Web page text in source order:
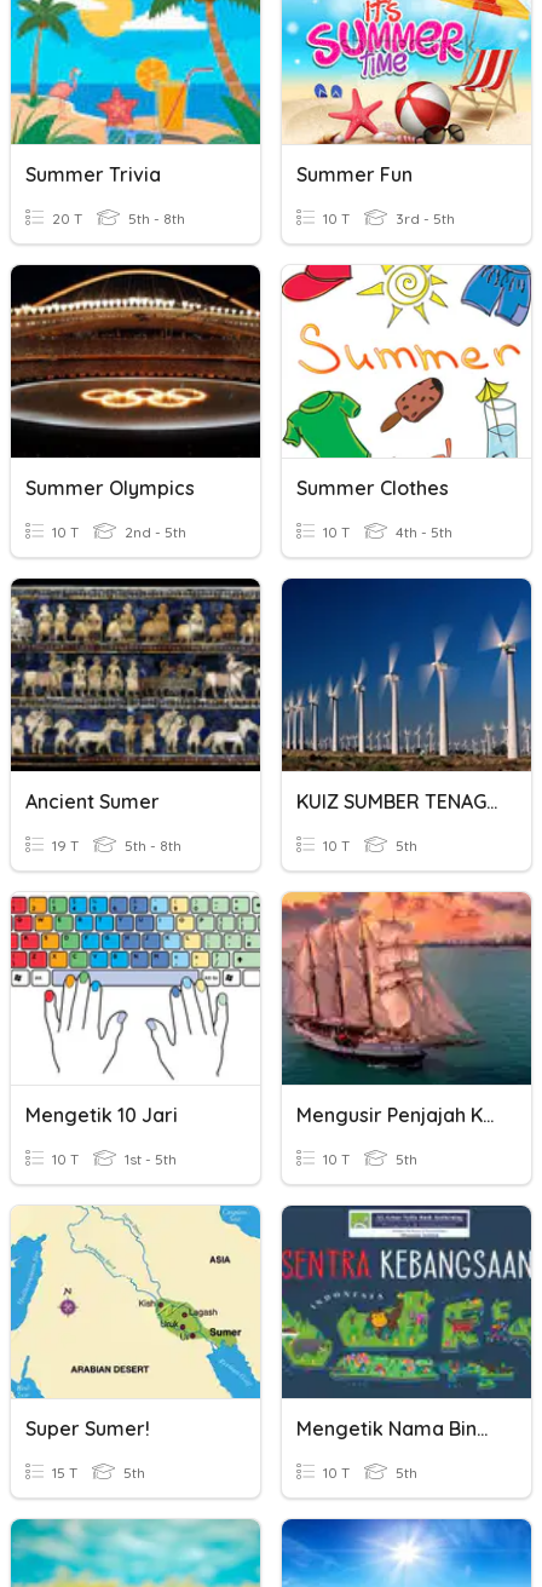
Summer Trivia
20 T 5th - 8th
Summer Fun
10 T 3rd - 5th
Summer Olympics
10 T 2nd - 5th
Summer Clothes
10 T 4th - 5th
Ancient Sumer
19 T 5th - 8th
KUIZ SUMBER TENAGA ELEKTRIK
10 T 5th
Mengetik 10 Jari
10 T 1st - 5th
Mengusir Penjajah Kelas 5
10 T 5th
Super Sumer!
15 T 5th
Mengetik Nama Binatang
10 T 5th